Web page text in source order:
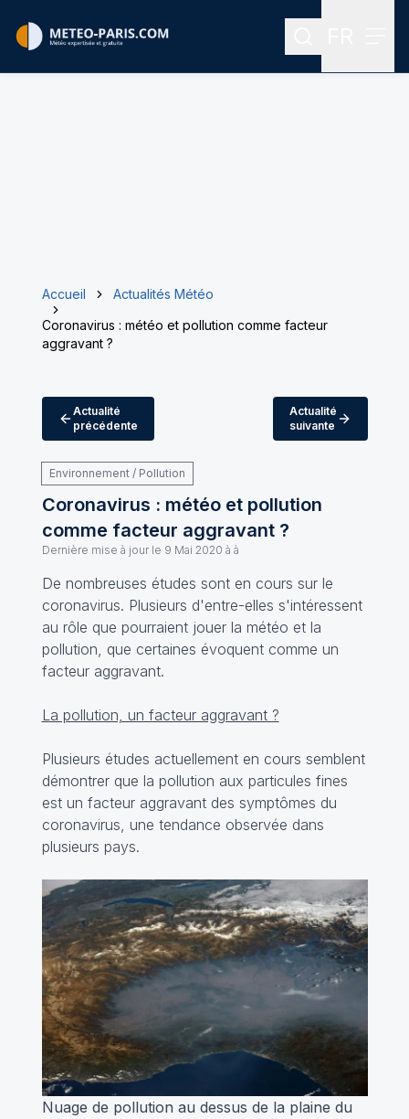
Rechercher
Accueil
Actualités Météo
Coronavirus : météo et pollution comme facteur
aggravant ?
Actualité
précédente
Actualité
suivante
Environnement / Pollution
Coronavirus : météo et pollution
comme facteur aggravant ?
Dernière mise à jour le 9 Mai 2020 à à
De nombreuses études sont en cours sur le
coronavirus. Plusieurs d'entre-elles s'intéressent
au rôle que pourraient jouer la météo et la
pollution, que certaines évoquent comme un
facteur aggravant.
La pollution, un facteur aggravant ?
Plusieurs études actuellement en cours semblent
démontrer que la pollution aux particules fines
est un facteur aggravant des symptômes du
coronavirus, une tendance observée dans
plusieurs pays.
Nuage de pollution au dessus de la plaine du